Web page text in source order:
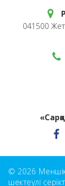
041500
© 2026 Меншік
шектеулі